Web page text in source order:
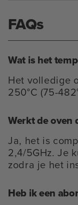
FAQs
Wat is het
Het volledige
250°C (75-
Werkt de oven
Ja, het is
2,4/5GHz. Je
zodra je het
Heb ik een